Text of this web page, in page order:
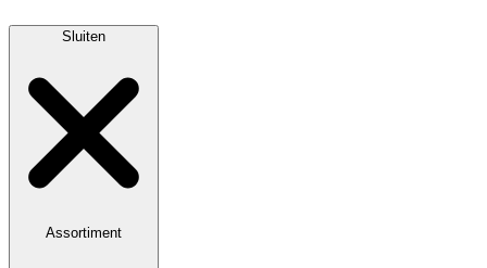
Sluiten
Assortiment